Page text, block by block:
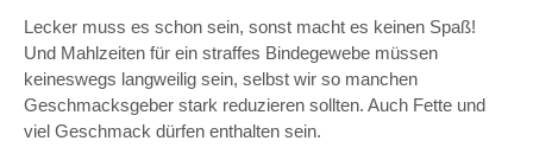
Lecker muss es schon sein, sonst macht es keinen Spaß!
Und Mahlzeiten für ein straffes Bindegewebe müssen
keineswegs langweilig sein, selbst wir so manchen
Geschmacksgeber stark reduzieren sollten. Auch Fette und
viel Geschmack dürfen enthalten sein.